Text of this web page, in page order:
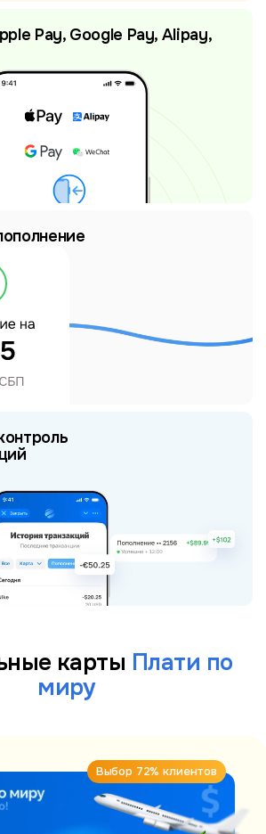
Pay, Google Pay, Alipay,
карты Плати по
миру
Выбор 72% клиентов